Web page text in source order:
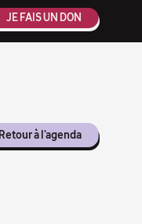
JE FAIS UN DON
Retour à l'agenda